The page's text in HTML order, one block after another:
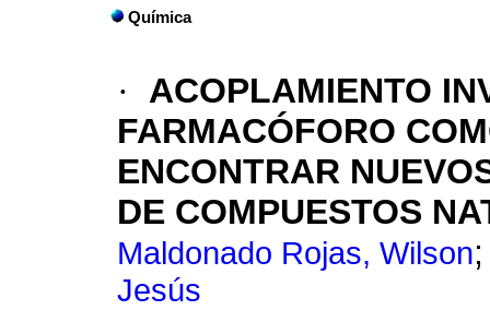
Química
·
ACOPLAMIENTO
FARMACÓFORO
ENCONTRAR
DE COMPUESTOS
Maldonado Rojas, Wilson
Jesús